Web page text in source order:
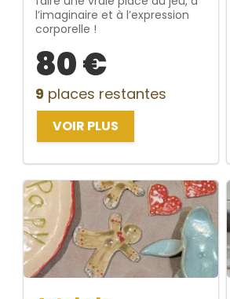
l’imaginaire et à l’expression
corporelle !
80 €
9 places restantes
VOIR PLUS